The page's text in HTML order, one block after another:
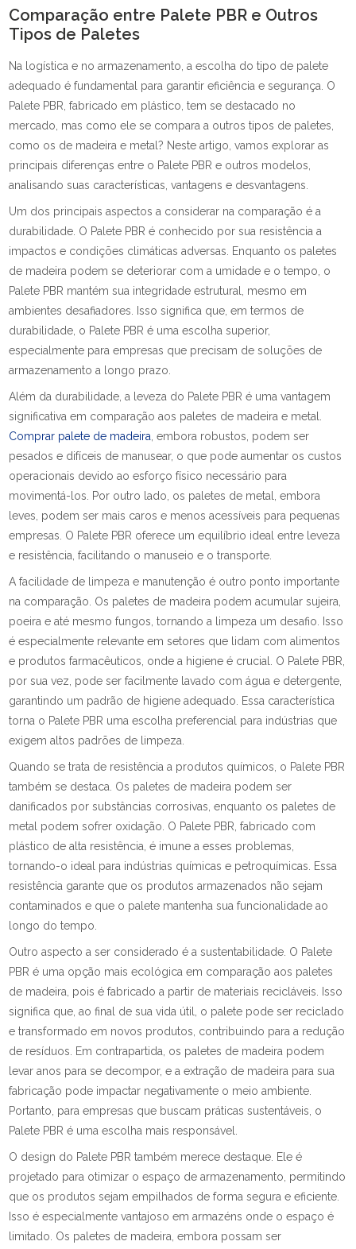
Comparação entre Palete PBR e Outros
Tipos de Paletes
Na logística e no armazenamento, a escolha do tipo de palete
adequado é fundamental para garantir eficiência e segurança. O
Palete PBR, fabricado em plástico, tem se destacado no
mercado, mas como ele se compara a outros tipos de paletes,
como os de madeira e metal? Neste artigo, vamos explorar as
principais diferenças entre o Palete PBR e outros modelos,
analisando suas características, vantagens e desvantagens.
Um dos principais aspectos a considerar na comparação é a
durabilidade. O Palete PBR é conhecido por sua resistência a
impactos e condições climáticas adversas. Enquanto os paletes
de madeira podem se deteriorar com a umidade e o tempo, o
Palete PBR mantém sua integridade estrutural, mesmo em
ambientes desafiadores. Isso significa que, em termos de
durabilidade, o Palete PBR é uma escolha superior,
especialmente para empresas que precisam de soluções de
armazenamento a longo prazo.
Além da durabilidade, a leveza do Palete PBR é uma vantagem
significativa em comparação aos paletes de madeira e metal.
Comprar palete de madeira , embora robustos, podem ser
pesados e difíceis de manusear, o que pode aumentar os custos
operacionais devido ao esforço físico necessário para
movimentá-los. Por outro lado, os paletes de metal, embora
leves, podem ser mais caros e menos acessíveis para pequenas
empresas. O Palete PBR oferece um equilíbrio ideal entre leveza
e resistência, facilitando o manuseio e o transporte.
A facilidade de limpeza e manutenção é outro ponto importante
na comparação. Os paletes de madeira podem acumular sujeira,
poeira e até mesmo fungos, tornando a limpeza um desafio. Isso
é especialmente relevante em setores que lidam com alimentos
e produtos farmacêuticos, onde a higiene é crucial. O Palete PBR,
por sua vez, pode ser facilmente lavado com água e detergente,
garantindo um padrão de higiene adequado. Essa característica
torna o Palete PBR uma escolha preferencial para indústrias que
exigem altos padrões de limpeza.
Quando se trata de resistência a produtos químicos, o Palete PBR
também se destaca. Os paletes de madeira podem ser
danificados por substâncias corrosivas, enquanto os paletes de
metal podem sofrer oxidação. O Palete PBR, fabricado com
plástico de alta resistência, é imune a esses problemas,
tornando-o ideal para indústrias químicas e petroquímicas. Essa
resistência garante que os produtos armazenados não sejam
contaminados e que o palete mantenha sua funcionalidade ao
longo do tempo.
Outro aspecto a ser considerado é a sustentabilidade. O Palete
PBR é uma opção mais ecológica em comparação aos paletes
de madeira, pois é fabricado a partir de materiais recicláveis. Isso
significa que, ao final de sua vida útil, o palete pode ser reciclado
e transformado em novos produtos, contribuindo para a redução
de resíduos. Em contrapartida, os paletes de madeira podem
levar anos para se decompor, e a extração de madeira para sua
fabricação pode impactar negativamente o meio ambiente.
Portanto, para empresas que buscam práticas sustentáveis, o
Palete PBR é uma escolha mais responsável.
O design do Palete PBR também merece destaque. Ele é
projetado para otimizar o espaço de armazenamento, permitindo
que os produtos sejam empilhados de forma segura e eficiente.
Isso é especialmente vantajoso em armazéns onde o espaço é
limitado. Os paletes de madeira, embora possam ser